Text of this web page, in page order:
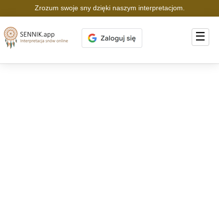
Zrozum swoje sny dzięki naszym interpretacjom.
☰